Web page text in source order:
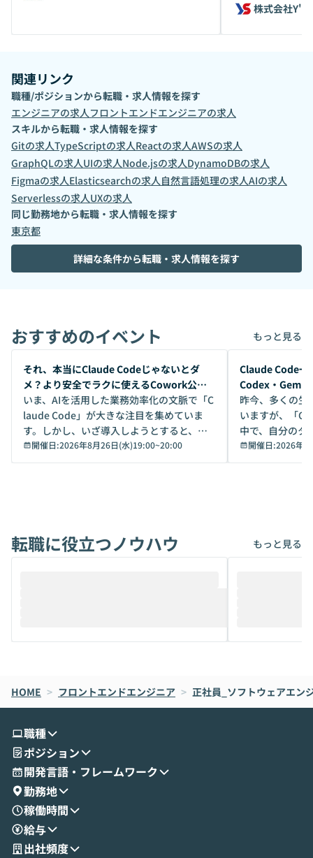
株式会社Y's
関連リンク
職種/ポジションから転職・求人情報を探す
エンジニアの求人フロントエンドエンジニアの求人
スキルから転職・求人情報を探す
Gitの求人TypeScriptの求人Reactの求人AWSの求人
GraphQLの求人UIの求人Node.jsの求人DynamoDBの求人
Figmaの求人Elasticsearchの求人自然言語処理の求人AIの求人
Serverlessの求人UXの求人
同じ勤務地から転職・求人情報を探す
東京都
詳細な条件から転職・求人情報を探す
おすすめのイベント もっと見る
開催前
それ、本当にClaude Codeじゃないとダ
メ？より安全でラクに使えるCowork公開
デモ
いま、AIを活用した業務効率化の文脈で「C
laude Code」が大きな注目を集めていま
す。しかし、いざ導入しようとすると、セ
キュリティ面の懸念や権限管理のハードル
から、気軽に使えないケースも多いのでは
けでなく、想像以上の範囲まで自動化でき
ることは、まだあまり知られていません。
メルカリでの判断基準をもとに「なぜClau
oworkの基本的な機能をご紹介いただきま
す。 続く公開デモでは、実際にCoworkを
せいただきます。数分でワークフローが完
成する手軽さや、Gmail等の外部サービス
とセキュアに連携できるポイントなど、実
演を通じて具体的なイメージをお届けしま
す。 後半のディスカッションでは、セキュ
リティの考え方や社内導入の進め方など、
現場目線でさらに深掘りしていきます。
「自分の業務をAIで自動化してみたいけ
開催日:2026年8月26日(水)19:00~20:00
開催前
Claude Code一
Codex・
昨今、多くの生
いますが、「
中で、自分のタ
いいのか」を自
か？ 「なんとなく誰かが良いと言っていた
は、評判では
ているAIを選ぶこ
それぞれの本当
は、LLMのフル
ント構築の最前
開催日:2026年8
転職に役立つノウハウ もっと見る
HOME > フロントエンドエンジニア > 正社員_ソフトウェアエン
職種
ポジション
開発言語・フレームワーク
勤務地
稼働時間
給与
出社頻度